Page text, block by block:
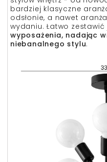
bardziej klasyczne
odsłonie, a nawet
wydaniu. Łatwo zestawić
wyposażenia, nadając
niebanalnego stylu.